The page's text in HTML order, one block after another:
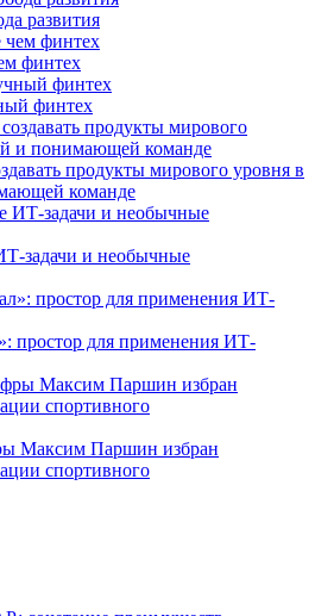
развития
финтех
финтех
продукты мирового уровня в
команде
и необычные
простор для применения ИТ-
Максим Паршин избран
спортивного